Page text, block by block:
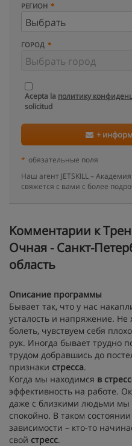
РЕГИОН
ГОРОД
Acepta la политику
solicitud
+
* обязательные поля
Наш агент JETSKILL –
свяжется с вами с более
Kомментарии к
Очная - Санкт-
область
Описание программы
Бывает так, что у нас
усталость и напряжение.
болеть, чувствуем себя
рук. Иногда бывает трудно
трудом добравшись до
признаки стресса.
Когда мы находимся в
эффективность на работе.
даже с близкими людьми мы
спокойно. В таком
зависимости – кто-то
свой стресс.